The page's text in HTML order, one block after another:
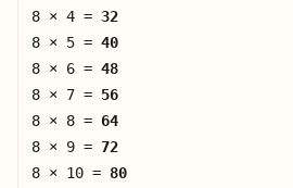
8 × 4 = 32
8 × 5 = 40
8 × 6 = 48
8 × 7 = 56
8 × 8 = 64
8 × 9 = 72
8 × 10 = 80